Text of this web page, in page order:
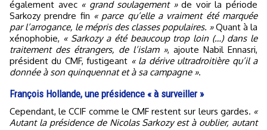
également avec « grand soulagement »de voir la période
Sarkozy prendre fin « parce qu’elle a vraiment été marquée
par l’arrogance, le mépris des classes populaires. »Quant à la
xénophobie, « Sarkozy a été beaucoup trop loin (…) dans le
traitement des étrangers, de l’islam », ajoute Nabil Ennasri,
président du CMF, fustigeant « la dérive ultradroitière qu’il a
donnée à son quinquennat et à sa campagne ».
François Hollande, une présidence « à surveiller »
Cependant, le CCIF comme le CMF restent sur leurs gardes. «
Autant la présidence de Nicolas Sarkozy est à oublier, autant